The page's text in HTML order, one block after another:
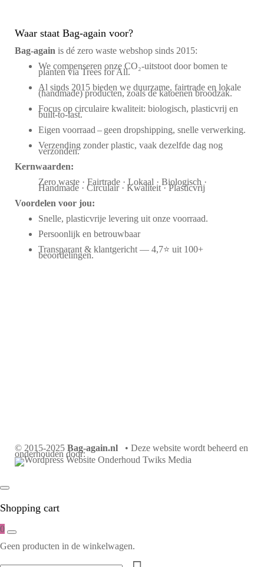
Waar staat Bag-again voor?
Bag‑again is dé zero waste webshop sinds 2015:
We compenseren onze CO₂-uitstoot door bomen te
planten via Trees for All.
Al sinds 2015 bieden we duurzame, fairtrade en lokale
(handmade) producten, zoals de katoenen broodzak.
Focus op circulaire kwaliteit: biologisch, plasticvrij en
built-to-last.
Eigen voorraad – geen dropshipping, snelle verwerking.
Verzending zonder plastic, vaak dezelfde dag nog
verzonden.
Kernwaarden:
Zero waste · Fairtrade · Lokaal · Biologisch ·
Handmade · Circulair · Kwaliteit · Plasticvrij
Voordelen voor jou:
Snelle, plasticvrije levering uit onze voorraad.
Persoonlijk en betrouwbaar
Transparant & klantgericht — 4,7⭐ uit 100+
beoordelingen.
© 2015-2025 Bag-again.nl • Deze website wordt beheerd en
onderhouden door:
Shopping cart
0
Geen producten in de winkelwagen.